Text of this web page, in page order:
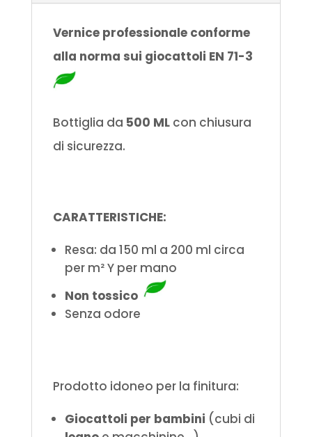
Vernice professionale conforme
alla norma sui giocattoli EN 71-3
Bottiglia da 500 MLcon chiusura
di sicurezza.
CARATTERISTICHE:
Resa: da 150 ml a 200 ml circa
per m² Y per mano
Non tossico
Senza odore
Prodotto idoneo per la finitura:
Giocattoli per bambini (cubi di